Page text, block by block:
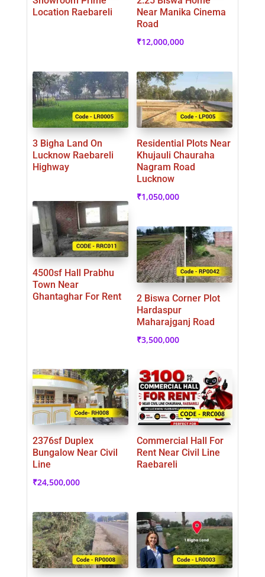
Location Raebareli
Near Manika Cinema
Road
₹12,000,000
3 Bigha Land On
Lucknow Raebareli
Highway
Residential Plots Near
Khujauli Chauraha
Nagram Road
Lucknow
₹1,050,000
4500sf Hall Prabhu
Town Near
Ghantaghar For Rent
2 Biswa Corner Plot
Hardaspur
Maharajganj Road
₹3,500,000
2376sf Duplex
Bungalow Near Civil
Line
₹24,500,000
Commercial Hall For
Rent Near Civil Line
Raebareli